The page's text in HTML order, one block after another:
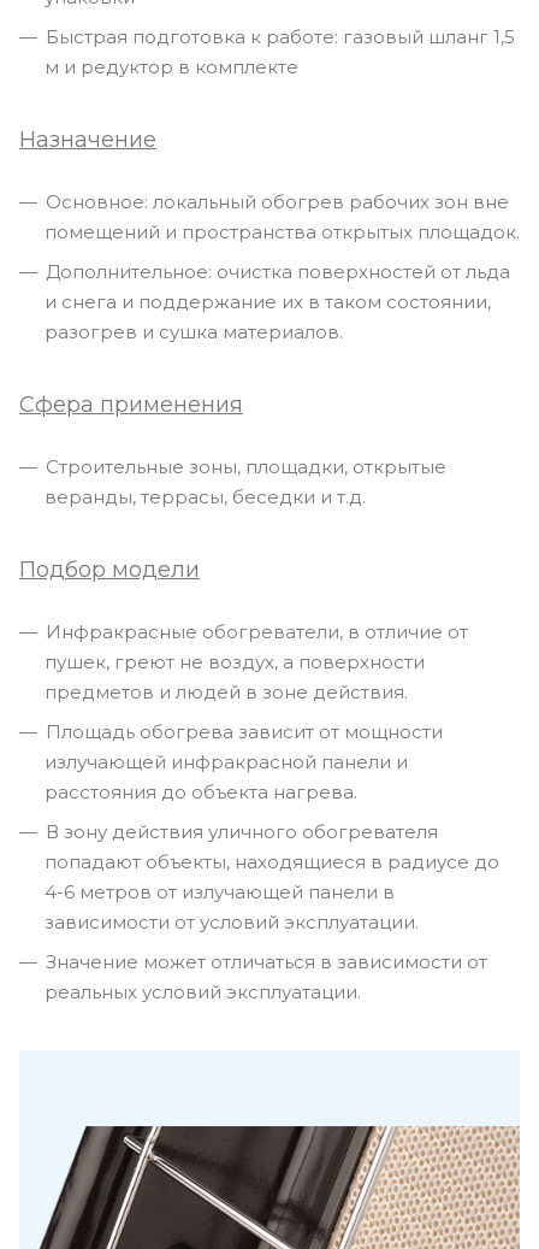
Быстрая подготовка к работе: газовый шланг 1,5
м и редуктор в комплекте
Назначение
Основное: локальный обогрев рабочих зон вне
помещений и пространства открытых площадок.
Дополнительное: очистка поверхностей от льда
и снега и поддержание их в таком состоянии,
разогрев и сушка материалов.
Сфера применения
Строительные зоны, площадки, открытые
веранды, террасы, беседки и т.д.
Подбор модели
Инфракрасные обогреватели, в отличие от
пушек, греют не воздух, а поверхности
предметов и людей в зоне действия.
Площадь обогрева зависит от мощности
излучающей инфракрасной панели и
расстояния до объекта нагрева.
В зону действия уличного обогревателя
попадают объекты, находящиеся в радиусе до
4-6 метров от излучающей панели в
зависимости от условий эксплуатации.
Значение может отличаться в зависимости от
реальных условий эксплуатации.